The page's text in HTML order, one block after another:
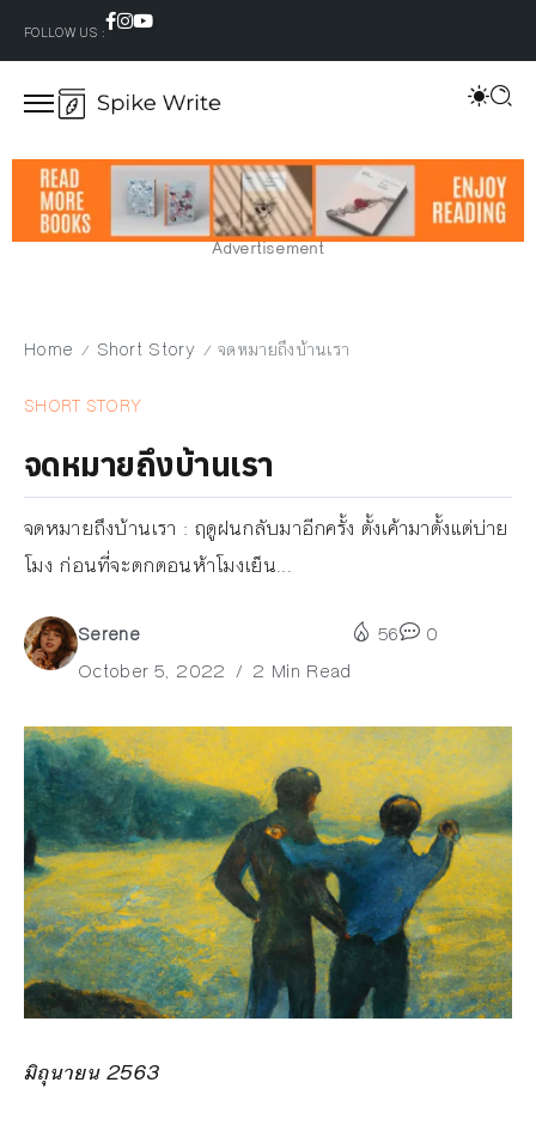
FOLLOW US :
Advertisement
Home / Short Story / จดหมายถึงบ้านเรา
SHORT STORY
จดหมายถึงบ้านเรา
จดหมายถึงบ้านเรา : ฤดูฝนกลับมาอีกครั้ง ตั้งเค้ามาตั้งแต่บ่าย
โมง ก่อนที่จะตกตอนห้าโมงเย็น...
Serene
October 5, 2022
2 Min Read
56 0
มิถุนายน 2563